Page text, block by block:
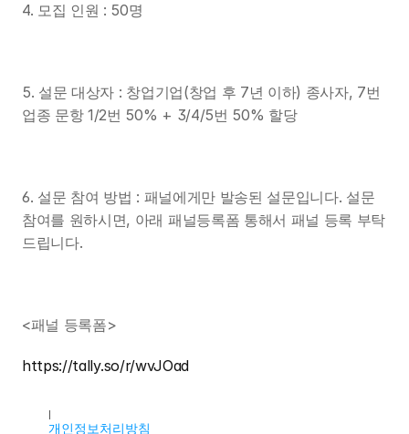
4. 모집 인원 : 50명
5. 설문 대상자 : 창업기업(창업 후 7년 이하) 종사자, 7번
업종 문항 1/2번 50% + 3/4/5번 50% 할당
6. 설문 참여 방법 : 패널에게만 발송된 설문입니다. 설문
참여를 원하시면, 아래 패널등록폼 통해서 패널 등록 부탁
드립니다.
<패널 등록폼>
https://tally.so/r/wvJOad
개인정보처리방침